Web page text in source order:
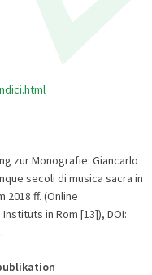
zur Monografie: Giancarlo
secoli di musica sacra in
2018 ff. (Online
in Rom [13]), DOI:
.